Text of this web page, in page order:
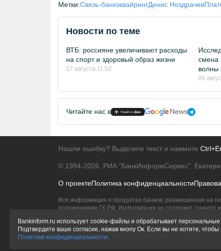
Метки:Связь-банкэквайрингДенис Ноздрачев
Новости по теме
ВТБ: россияне увеличивают расходы
на спорт и здоровый образ жизни
07 августа 11:50
смена
волны
06
Читайте нас в
Нашли ошибку? Выделите текст и нажмите
© 1994-2026. РИА "БанкИнформСервис".
О проектеПолитика конфиденциальности
Вся информация о продуктах банков, размещенная на
положениями ГК РФ. Информация не содержит точного
Bankinform.ru использует cookie-файлы и обрабатывает
Подтвердите ваше согласие, нажав кнопу Ок. Если вы не хотите,
Политике конфиденциальности.